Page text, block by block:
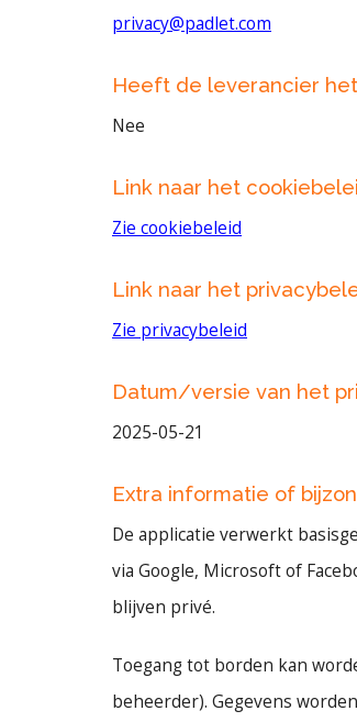
privacy@padlet.com
Heeft de leverancier
Nee
Link naar het
Zie cookiebeleid
Link naar het
Zie privacybeleid
Datum/versie van het
2025-05-21
Extra informatie of
De applicatie verwerkt
via Google, Microsoft of
blijven privé.
Toegang tot borden kan
beheerder). Gegevens